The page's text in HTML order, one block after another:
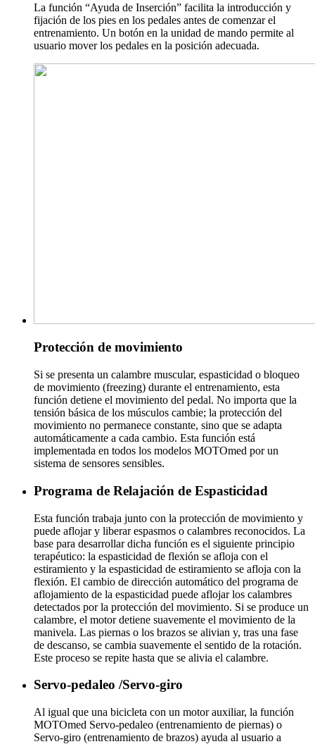
La función “Ayuda de Inserción” facilita la introducción y
fijación de los pies en los pedales antes de comenzar el
entrenamiento. Un botón en la unidad de mando permite al
usuario mover los pedales en la posición adecuada.
Protección de movimiento
Si se presenta un calambre muscular, espasticidad o bloqueo
de movimiento (freezing) durante el entrenamiento, esta
función detiene el movimiento del pedal. No importa que la
tensión básica de los músculos cambie; la protección del
movimiento no permanece constante, sino que se adapta
automáticamente a cada cambio. Esta función está
implementada en todos los modelos MOTOmed por un
sistema de sensores sensibles.
Programa de Relajación de Espasticidad
Esta función trabaja junto con la protección de movimiento y
puede aflojar y liberar espasmos o calambres reconocidos. La
base para desarrollar dicha función es el siguiente principio
terapéutico: la espasticidad de flexión se afloja con el
estiramiento y la espasticidad de estiramiento se afloja con la
flexión. El cambio de dirección automático del programa de
aflojamiento de la espasticidad puede aflojar los calambres
detectados por la protección del movimiento. Si se produce un
calambre, el motor detiene suavemente el movimiento de la
manivela. Las piernas o los brazos se alivian y, tras una fase
de descanso, se cambia suavemente el sentido de la rotación.
Este proceso se repite hasta que se alivia el calambre.
Servo-pedaleo /Servo-giro
Al igual que una bicicleta con un motor auxiliar, la función
MOTOmed Servo-pedaleo (entrenamiento de piernas) o
Servo-giro (entrenamiento de brazos) ayuda al usuario a